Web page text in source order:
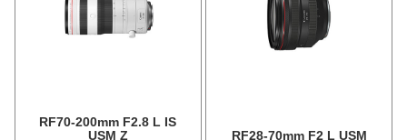
RF70-200mm F2.8 L IS
USM Z
RF28-70mm F2 L USM